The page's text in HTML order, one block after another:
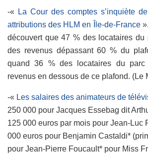
-« La Cour des comptes s’inquiète
attributions des HLM en Île-de-France
découvert que 47 % des locataires du
des revenus dépassant 60 % du
quand 36 % des locataires du parc
revenus en dessous de ce plafond. (Le
-« Les salaires des animateurs de
250 000 pour Jacques Essebag dit Art
125 000 euros par mois pour Jean-Luc
000 euros pour Benjamin Castaldi*
pour Jean-Pierre Foucault* pour Miss